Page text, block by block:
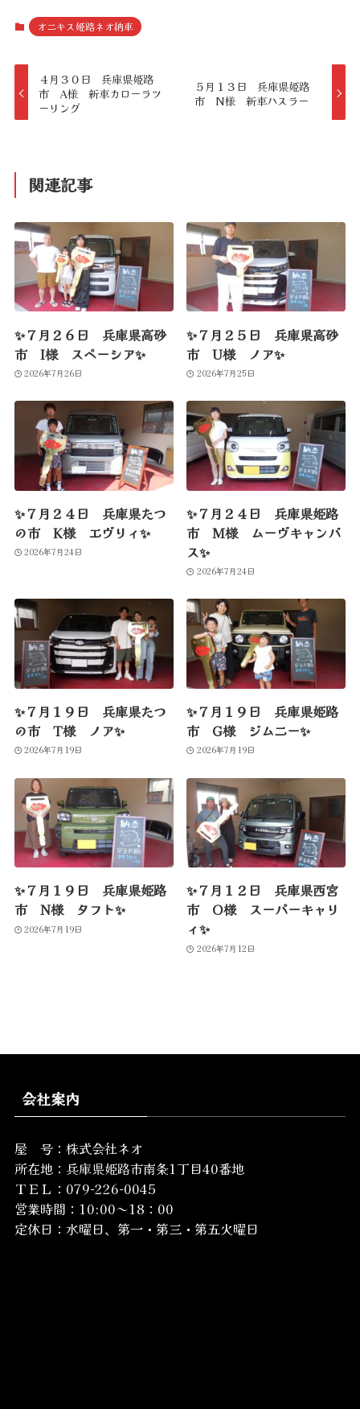
オニキス姫路ネオ納車
４月３０日 兵庫県姫路
市 A様 新車カローラツ
ーリング
５月１３日 兵庫県姫路
市 N様 新車ハスラー
関連記事
✨７月２６日 兵庫県高砂
市 I様 スペーシア✨
2026年7月26日
✨７月２５日 兵庫県高砂
市 U様 ノア✨
2026年7月25日
✨７月２４日 兵庫県たつ
の市 K様 エヴリィ✨
2026年7月24日
✨７月２４日 兵庫県姫路
市 M様 ムーヴキャンバ
ス✨
2026年7月24日
✨７月１９日 兵庫県たつ
の市 T様 ノア✨
2026年7月19日
✨７月１９日 兵庫県姫路
市 G様 ジムニー✨
2026年7月19日
✨７月１９日 兵庫県姫路
市 N様 タフト✨
2026年7月19日
✨７月１２日 兵庫県西宮
市 O様 スーパーキャリ
ィ✨
2026年7月12日
会社案内
屋 号：株式会社ネオ
所在地： 兵庫県姫路市南条1丁目40番地
ＴＥＬ：079-226-0045
営業時間：10:00～18：00
定休日：水曜日、第一・第三・第五火曜日